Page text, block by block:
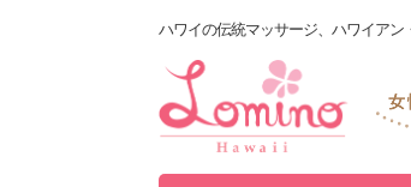
ハワイの伝統マッサージ、ハワイア